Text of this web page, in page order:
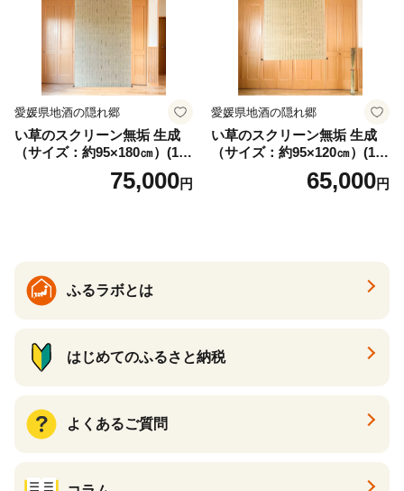
愛媛県地酒の隠れ郷
い草のスクリーン無垢 生成
（サイズ：約95×180㎝）(14
75,000円
愛媛県地酒の隠れ郷
い草のスクリーン無垢 生成
（サイズ：約95×120㎝）(14
65,000円
ふるラボとは
はじめてのふるさと納税
よくあるご質問